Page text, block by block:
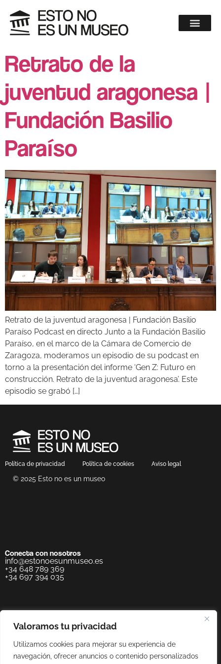
Valoramos tu privacidad
Utilizamos cookies para mejorar su experiencia de
navegación, ofrecer anuncios o contenido personalizados
Retrato de la
juventud aragonesa |
Fundación Basilio
Paraíso
Retrato de la juventud aragonesa | Fundación Basilio
Paraíso Podcast en directo Junto a la Fundación Basilio
Paraíso, en el marco de la Cámara de Comercio de
Zaragoza, moderamos un episodio de su podcast en
torno a la presentación del informe ‘Gen Z: Futuro en
construcción. Retrato de la juventud aragonesa’. Este
episodio se grabó […]
Política de privacidad Política de cookies Aviso legal
© 2025 Esto no es un museo
Conecta con nosotros
info@estonoesunmuseo.es
+34 648 789 369
+34 697 394 035